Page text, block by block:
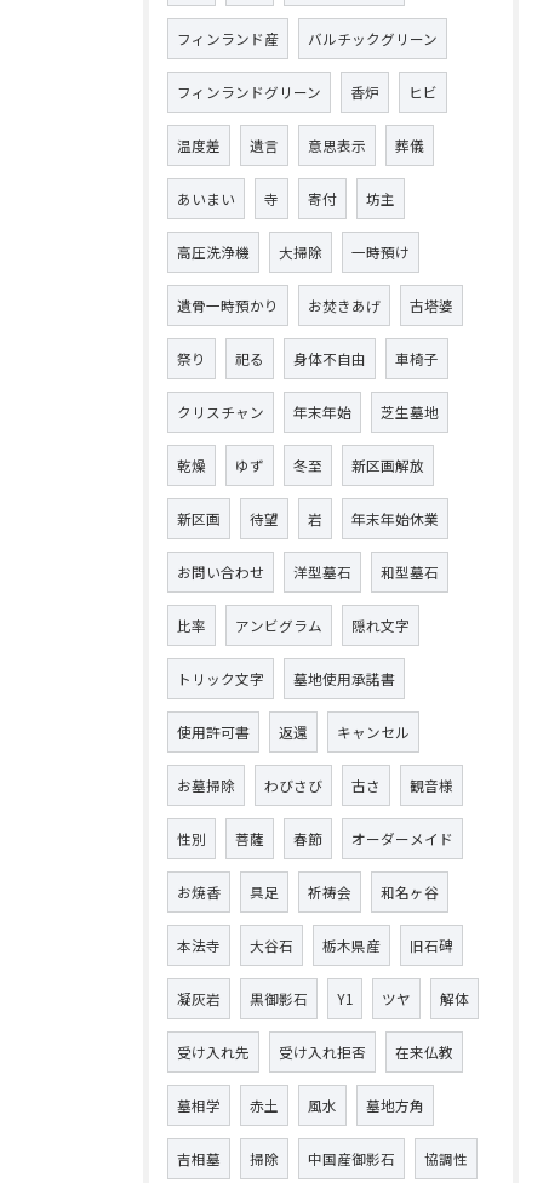
フィンランド産 バルチックグリーン
フィンランドグリーン 香炉 ヒビ
温度差 遺言 意思表示 葬儀
あいまい 寺 寄付 坊主
高圧洗浄機 大掃除 一時預け
遺骨一時預かり お焚きあげ 古塔婆
祭り 祀る 身体不自由 車椅子
クリスチャン 年末年始 芝生墓地
乾燥 ゆず 冬至 新区画解放
新区画 待望 岩 年末年始休業
お問い合わせ 洋型墓石 和型墓石
比率 アンビグラム 隠れ文字
トリック文字 墓地使用承諾書
使用許可書 返還 キャンセル
お墓掃除 わびさび 古さ 観音様
性別 菩薩 春節 オーダーメイド
お焼香 具足 祈祷会 和名ヶ谷
本法寺 大谷石 栃木県産 旧石碑
凝灰岩 黒御影石 Y1 ツヤ 解体
受け入れ先 受け入れ拒否 在来仏教
墓相学 赤土 風水 墓地方角
吉相墓 掃除 中国産御影石 協調性